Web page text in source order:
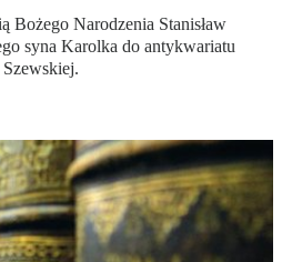
Bożego Narodzenia Stanisław
syna Karolka do antykwariatu